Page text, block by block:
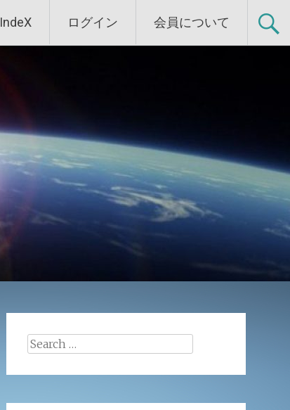
IndeX ログイン 会員について
Search